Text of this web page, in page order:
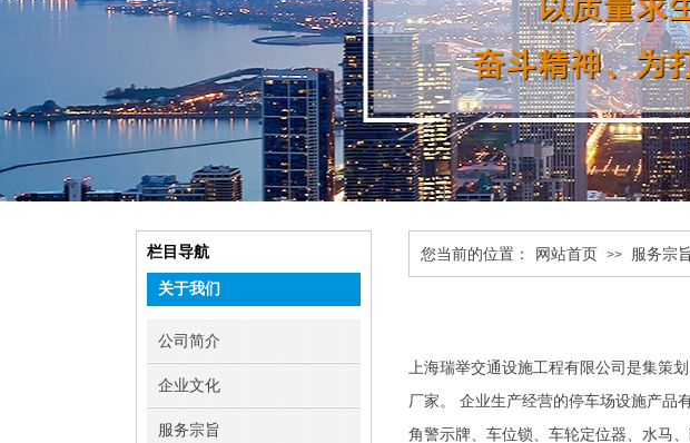
您当前的位置： 网站首页 >> 服务宗旨
关于我们
栏目导航
公司简介
企业文化
服务宗旨
上海瑞举交通设施工程有限公司 是集策
厂家。 企业生产经营的停车场设施产品
角警示牌、车位锁、车轮定位器、水马